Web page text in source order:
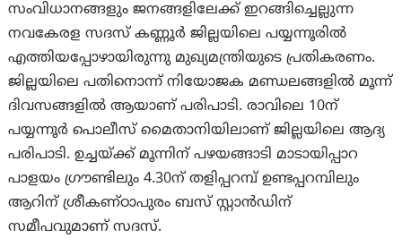
സംവിധാനങ്ങളും ജനങ്ങളിലേക്ക് ഇറങ്ങിച്ചെല്ലുന്ന
നവകേരള സദസ് കണ്ണൂർ ജില്ലയിലെ പയ്യന്നൂരിൽ
എത്തിയപ്പോഴായിരുന്നു മുഖ്യമന്ത്രിയുടെ പ്രതികരണം.
ജില്ലയിലെ പതിനൊന്ന് നിയോജക മണ്ഡലങ്ങളിൽ മൂന്ന്
ദിവസങ്ങളിൽ ആയാണ് പരിപാടി. രാവിലെ 10ന്
പയ്യന്നൂര്‍ പൊലീസ് മൈതാനിയിലാണ് ജില്ലയിലെ ആദ്യ
പരിപാടി. ഉച്ചയ്ക്ക്‌ മൂന്നിന് പഴയങ്ങാടി മാടായിപ്പാറ
പാളയം ഗ്രൗണ്ടിലും 4.30ന് തളിപ്പറമ്പ് ഉണ്ടപ്പറമ്പിലും
ആറിന് ശ്രീകണ്‌ഠാപുരം ബസ് സ്റ്റാൻഡിന്
സമീപവുമാണ് സദസ്.